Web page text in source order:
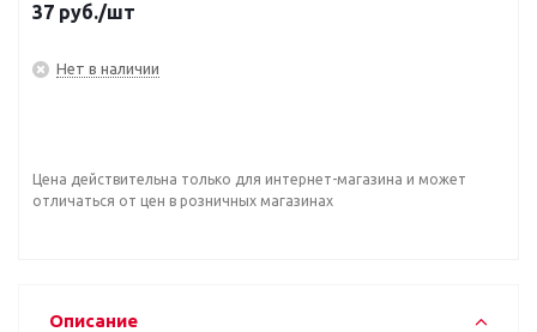
37 руб./шт
Нет в наличии
Цена действительна только для интернет-магазина и может
отличаться от цен в розничных магазинах
Описание